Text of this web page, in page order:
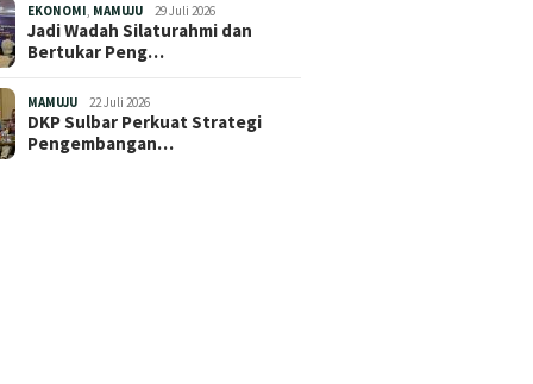
EKONOMI MAMUJU 29 Juli 2026
Jadi Wadah Silaturahmi dan
Bertukar Peng…
MAMUJU 22 Juli 2026
DKP Sulbar Perkuat Strategi
Pengembangan…